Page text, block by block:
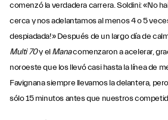
comenzó la verdadera carrera. Soldini: «No
cerca y nos adelantamos al menos 4 o 5
despiadada!» Después de un largo día de
Multi 70y elManacomenzaron a acelerar,
noroeste que los llevó casi hasta la línea de
Favignana siempre llevamos la delantera,
sólo 15 minutos antes que nuestros